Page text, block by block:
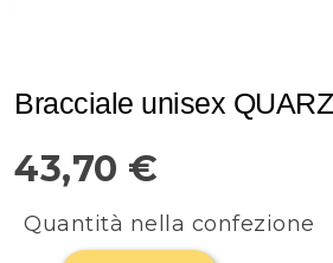
Bracciale unisex
43,70 €
Quantità nella confezione